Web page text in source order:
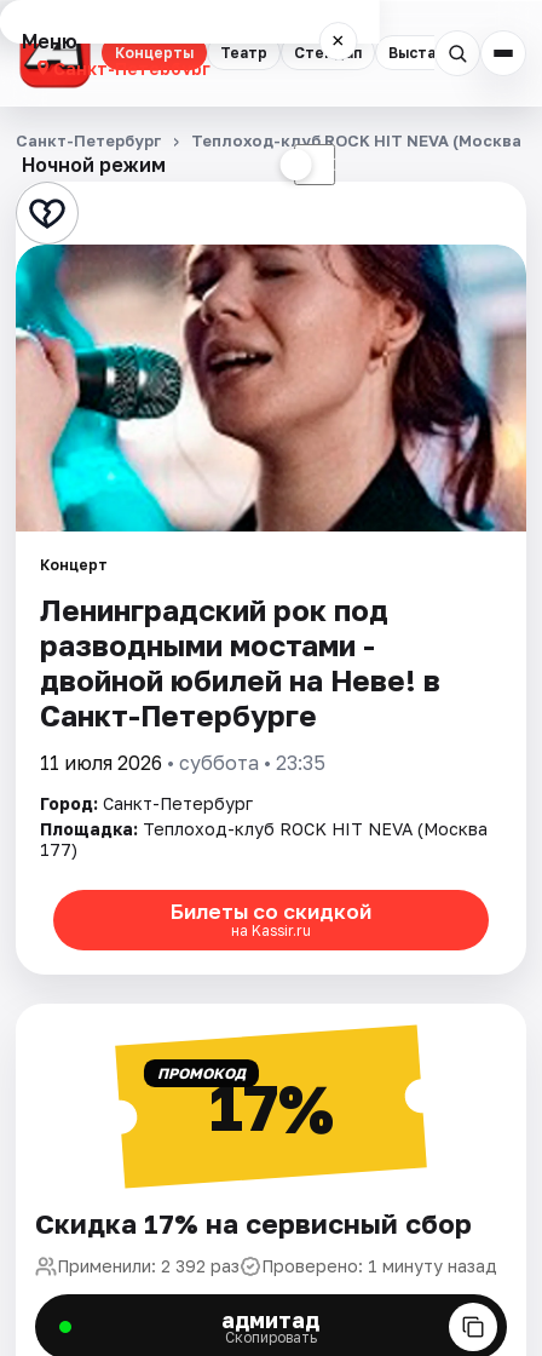
Концерты Театр Стендап Выставки
Меню ×
Санкт-Петербург
Концерты
Театр
Стендап
Выставки
Квесты
Экскурсии
Спорт
События
Города
Площадки
Артисты
Рейтинги
Ночной режим ☾
Санкт-Петербург Теплоход-клуб ROCK HIT NEVA (Москва
Концерт
Ленинградский рок под
разводными мостами -
двойной юбилей на Неве! в
Санкт-Петербурге
11 июля 2026 • суббота • 23:35
Город: Санкт-Петербург
Площадка: Теплоход-клуб ROCK HIT NEVA (Москва
177)
Билеты со скидкой
на Kassir.ru
ПРОМОКОД17%
Скидка 17% на сервисный сбор
Применили: 2 392 раз Проверено: 1 минуту назад
адмитад
Скопировать